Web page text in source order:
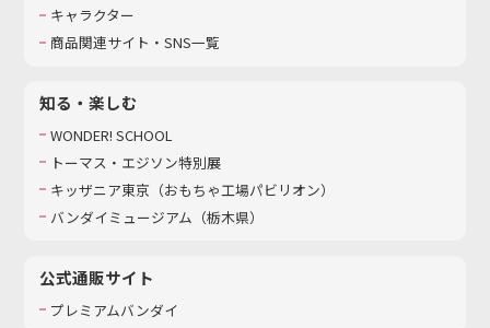
キャラクター
商品関連サイト・SNS一覧
知る・楽しむ
WONDER! SCHOOL
トーマス・エジソン特別展
キッザニア東京（おもちゃ工場パビリオン）​
バンダイミュージアム（栃木県）
公式通販サイト
プレミアムバンダイ